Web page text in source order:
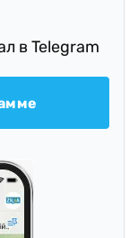
в Telegram